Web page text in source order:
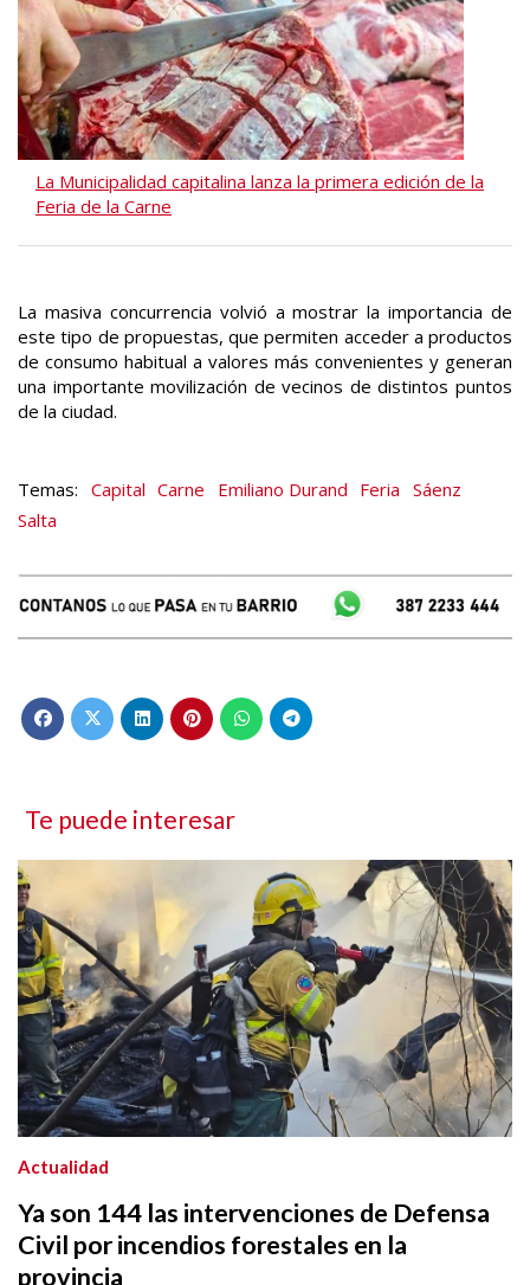
La Municipalidad capitalina lanza la primera edición de la
Feria de la Carne
La masiva concurrencia volvió a mostrar la importancia de
este tipo de propuestas, que permiten acceder a productos
de consumo habitual a valores más convenientes y generan
una importante movilización de vecinos de distintos puntos
de la ciudad.
Capital Carne Emiliano Durand Feria Sáenz
Salta
Te puede interesar
Ya son 144 las intervenciones de Defensa
Civil por incendios forestales en la
provincia
Actualidad